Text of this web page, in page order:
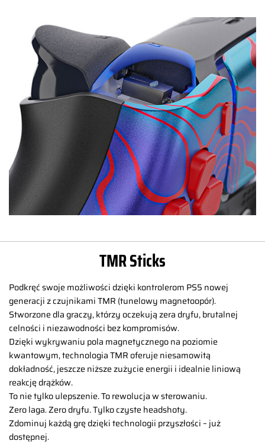
TMR Sticks
Podkręć swoje możliwości dzięki kontrolerom PS5 nowej
generacji z czujnikami TMR (tunelowy magnetoopór).
Stworzone dla graczy, którzy oczekują zera dryfu, brutalnej
celności i niezawodności bez kompromisów.
Dzięki wykrywaniu pola magnetycznego na poziomie
kwantowym, technologia TMR oferuje niesamowitą
dokładność, jeszcze niższe zużycie energii i idealnie liniową
reakcję drążków.
To nie tylko ulepszenie. To rewolucja w sterowaniu.
Zero laga. Zero dryfu. Tylko czyste headshoty.
Zdominuj każdą grę dzięki technologii przyszłości – już
dostępnej.